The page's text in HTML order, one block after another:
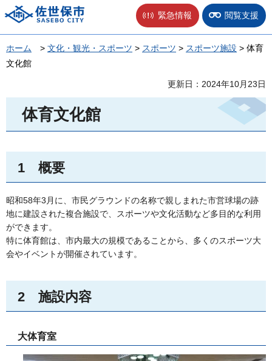
佐世保市 緊急情報 閲覧支援
ホーム > 文化・観光・スポーツ > スポーツ > スポーツ施設 > 体育
文化館
更新日：2024年10月23日
体育文化館
1 概要
昭和58年3月に、市民グラウンドの名称で親しまれた市営球場の跡
地に建設された複合施設で、スポーツや文化活動など多目的な利用
ができます。
特に体育館は、市内最大の規模であることから、多くのスポーツ大
会やイベントが開催されています。
2 施設内容
大体育室